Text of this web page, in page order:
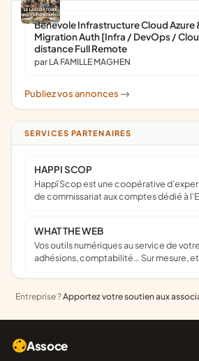
Bénévole Infrastructure Cloud Azure
Migration Auth [Infra / DevOps /
distance Full Remote
par LA FAMILLE MAGHEN
Publiez vos annonces ->
SERVICES PARTENAIRES
HAPPI SCOP
Happï Scop est une coopérative d’expertise comptable &
de commissariat aux comptes dédié à
WHAT THE WEB
Vos outils numériques au service de votre mission : site web,
adhésions, comptabilité… Sur mesure, et
Entreprise ?Apportez votre soutien aux
Assoce